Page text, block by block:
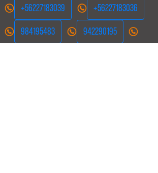
+56227183039 +56227183036
984195483 942290195